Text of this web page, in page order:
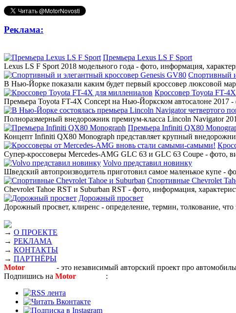
Реклама:
Премьера Lexus LS F Sport
Lexus LS F Sport 2018 модельного года - фото, информация,
Спортивный
В Нью-Йорке показали каким будет первый кроссовер люксовой
Кроссовер Toyota FT-
Премьера Toyota FT-4X Concept на Нью-Йоркском автосалоне 2017
Полноразмерный внедорожник премиум-класса Lincoln Navigator
Премьера Infiniti QX80
Концепт Infiniti QX80 Monograph представляет крупный
Супер-кроссоверы Mercedes-AMG GLC 63 и GLC 63 Coupe - фото,
Volvo представил новинку
Шведский автопроизводитель приготовил самое маленькое купе -
Спортивные Chevrolet
Chevrolet Tahoe RST и Suburban RST - фото, информация,
Дорожный просвет
Дорожный просвет, клиренс - определение, термин, толкование, что
→ О ПРОЕКТЕ
→ РЕКЛАМА
→ КОНТАКТЫ
→ ПАРТНЁРЫ
Motor
- это независимый авторский проект про
Подпишись на Motor :